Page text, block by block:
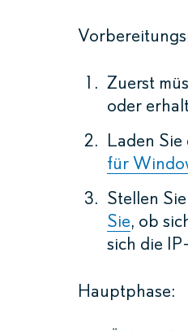
Zuerst
oder
Laden
für
Stellen
Sie, ob
sich die
Hauptphase: